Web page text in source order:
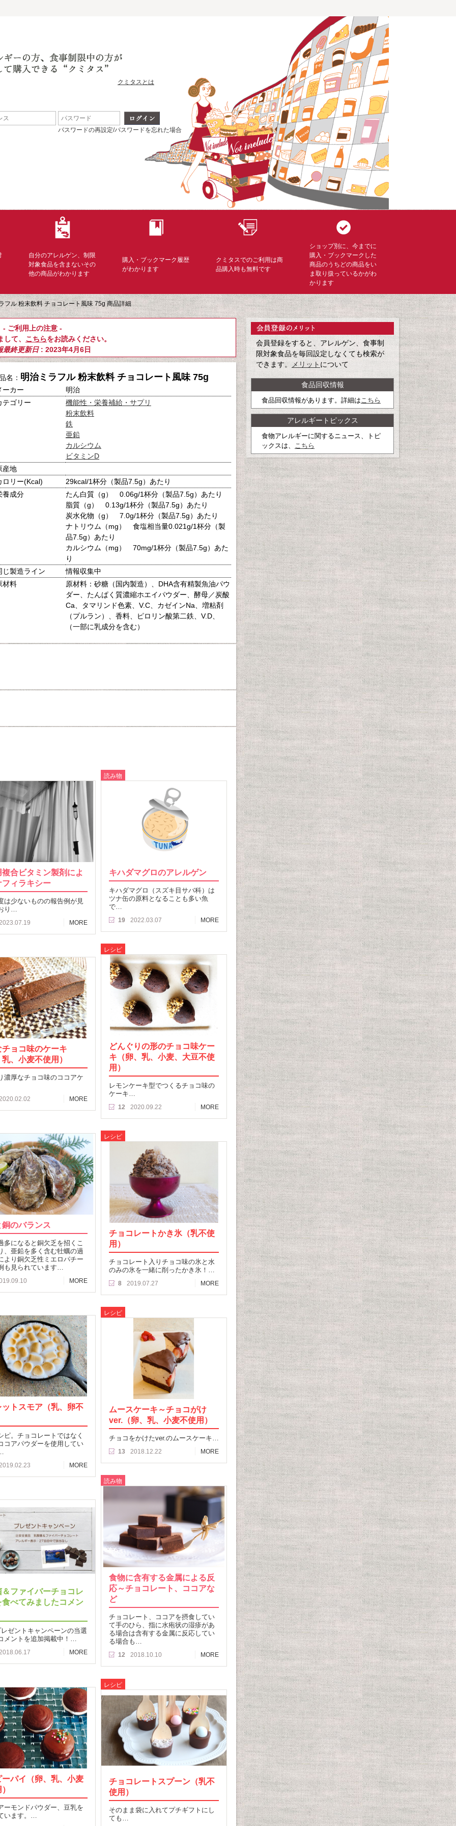
クミタスとは
パスワードの再設定/パスワードを忘れた場合
自分のアレルゲン、制限
対象食品を含まないその
他の商品がわかります
購入・ブックマーク履歴
がわかります
クミタスでのご利用は商
品購入時も無料です
ショップ別に、今までに
購入・ブックマークした
商品のうちどの商品をい
ま取り扱っているかがわ
かります
フル 粉末飲料 チョコレート風味 75g 商品詳細
- ご利用上の注意 -
て、 こちらをお読みください。
最終更新日: 2023年4月6日
名： 明治ミラフル 粉末飲料 チョコレート風味 75g
ーカー
明治
テゴリー
機能性・栄養補給・サプリ
粉末飲料
鉄
亜鉛
カルシウム
ビタミンD
産地
ロリー(Kcal)
29kcal/1杯分（製品7.5g）あたり
養成分
たん白質（g） 0.06g/1杯分（製品7.5g）あたり
脂質（g） 0.13g/1杯分（製品7.5g）あたり
炭水化物（g） 7.0g/1杯分（製品7.5g）あたり
ナトリウム（mg） 食塩相当量0.021g/1杯分（製
品7.5g）あたり
カルシウム（mg） 70mg/1杯分（製品7.5g）あた
り
じ製造ライン
情報収集中
材料
原材料：砂糖（国内製造）、DHA含有精製魚油パウ
ダー、たんぱく質濃縮ホエイパウダー、酵母／炭酸
Ca、タマリンド色素、V.C、カゼインNa、増粘剤
（プルラン）、香料、ピロリン酸第二鉄、V.D、
（一部に乳成分を含む）
合ビタミン製剤によ
フィラキシー
は少ないものの報告例が見
り…
MORE
読み物
キハダマグロのアレルゲン
キハダマグロ（スズキ目サバ科）は
ツナ缶の原料となることも多い魚
で…
19 2022.03.07 MORE
レシピ
どんぐりの形のチョコ味ケー
キ（卵、乳、小麦、大豆不使
用）
レモンケーキ型でつくるチョコ味の
ケーキ…
12 2020.09.22 MORE
ョコ味のケーキ
、小麦不使用）
濃厚なチョコ味のココアケ
MORE
のバランス
多になると銅欠乏を招くこ
、亜鉛を多く含む牡蠣の過
より銅欠乏性ミエロパチー
も見られています…
MORE
レシピ
チョコレートかき氷（乳不使
用）
チョコレート入りチョコ味の氷と水
のみの氷を一緒に削ったかき氷！…
8 2019.07.27 MORE
ットスモア（乳、卵不
ピ。チョコレートではなく
コアパウダーを使用してい
MORE
レシピ
ムースケーキ～チョコがけ
ver.（卵、乳、小麦不使用）
チョコをかけたver.のムースケーキ…
13 2018.12.22 MORE
読み物
食物に含有する金属による反
応～チョコレート、ココアな
ど
チョコレート、ココアを摂食してい
て手のひら、指に水疱状の湿疹があ
る場合は含有する金属に反応してい
る場合も…
12 2018.10.10 MORE
ファイバーチョコレ
食べてみましたコメン
ゼントキャンペーンの当選
メントを追加掲載中！…
MORE
ーパイ（卵、乳、小麦
ーモンドパウダー、豆乳を
います。…
レシピ
チョコレートスプーン（乳不
使用）
そのまま袋に入れてプチギフトにし
ても…
会員登録をすると、アレルゲン、食事制
限対象食品を毎回設定しなくても検索が
できます。メリットについて
食品回収情報
食品回収情報があります。詳細は こちら
アレルギートピックス
食物アレルギーに関するニュース、トピ
ックスは、
こちら